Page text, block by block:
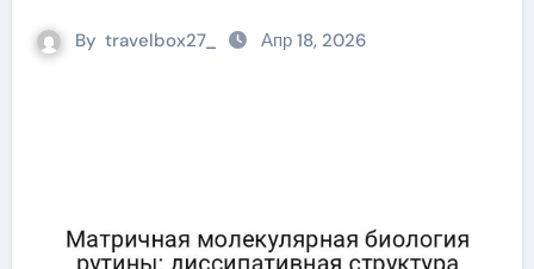
By travelbox27_ Апр 18, 2026